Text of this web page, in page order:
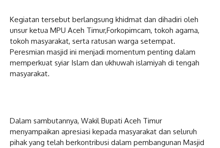
Kegiatan tersebut berlangsung khidmat dan dihadiri oleh
unsur ketua MPU Aceh Timur,Forkopimcam, tokoh agama,
tokoh masyarakat, serta ratusan warga setempat.
Peresmian masjid ini menjadi momentum penting dalam
memperkuat syiar Islam dan ukhuwah islamiyah di tengah
masyarakat.
Dalam sambutannya, Wakil Bupati Aceh Timur
menyampaikan apresiasi kepada masyarakat dan seluruh
pihak yang telah berkontribusi dalam pembangunan Masjid